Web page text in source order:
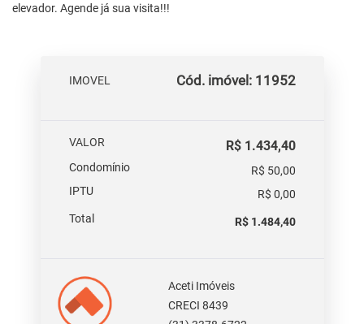
elevador. Agende já sua visita!!!
IMOVEL Cód. imóvel: 11952
VALOR R$ 1.434,40
Condomínio
R$ 50,00
IPTU
R$ 0,00
Total
R$ 1.484,40
Aceti Imóveis
CRECI 8439